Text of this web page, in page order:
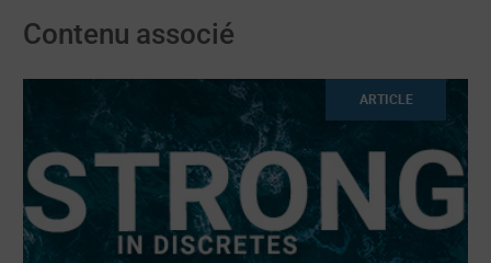
Contenu associé
ARTICLE